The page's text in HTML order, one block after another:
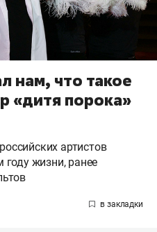
нам, что такое
«дитя порока»
артистов
жизни, ранее